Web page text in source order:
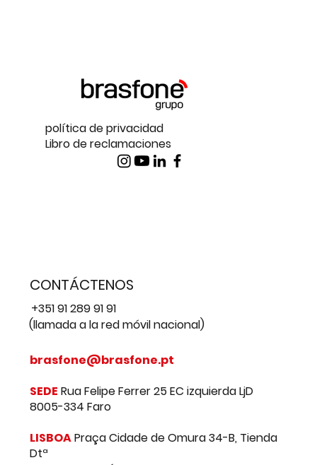
+351 91 289 91 91
(llamada a la red móvil nacional)
brasfone@brasfone.pt
SEDE Rua Felipe Ferrer 25 EC izquierda LjD
8005-334 Faro
LISBOAPraça Cidade de Omura 34-B, Tienda
Dtª
CONTÁCTENOS
política de privacidad
Libro de reclamaciones